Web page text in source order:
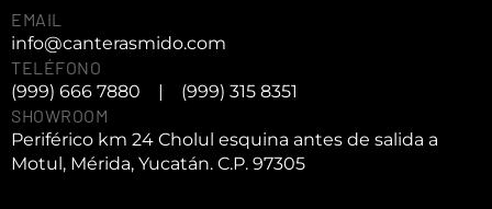
EMAIL
info@canterasmido.com
TELÉFONO
(999) 666 7880
|
(999) 315 8351
SHOWROOM
Periférico km 24 Cholul esquina antes de salida a
Motul, Mérida, Yucatán. C.P. 97305